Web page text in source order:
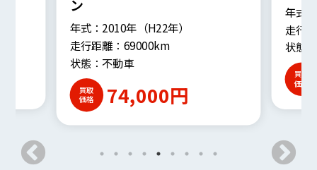
年式：2008年（H20年）
走行距離：40,000km
状態：不動車
価格
年式
走行
状態
買取
価格